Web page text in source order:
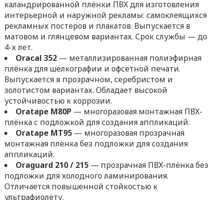
каландрированной плёнки ПВХ для изготовления
интерьерной и наружной рекламы: самоклеящихся
рекламных постеров и плакатов. Выпускается в
матовом и глянцевом вариантах. Срок службы — до
4-х лет.
Oracal 352— металлизированная полиэфирная
плёнка для шелкографии и офсетной печати.
Выпускается в прозрачном, серебристом и
золотистом вариантах. Обладает высокой
устойчивостью к коррозии.
Oratape M80P — многоразовая монтажная ПВХ-
плёнка с подложкой для создания аппликаций.
Oratape MT95— многоразовая прозрачная
монтажная плёнка без подложки для создания
аппликаций.
Oraguard 210 / 215— прозрачная ПВХ-плёнка без
подложки для холодного ламинирования.
Отличается повышенной стойкостью к
ультрафиолету.